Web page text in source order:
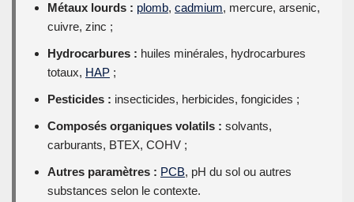
Métaux lourds : plomb, cadmium, mercure, arsenic,
cuivre, zinc ;
Hydrocarbures : huiles minérales, hydrocarbures
totaux, HAP ;
Pesticides : insecticides, herbicides, fongicides ;
Composés organiques volatils : solvants,
carburants, BTEX, COHV ;
Autres paramètres : PCB, pH du sol ou autres
substances selon le contexte.